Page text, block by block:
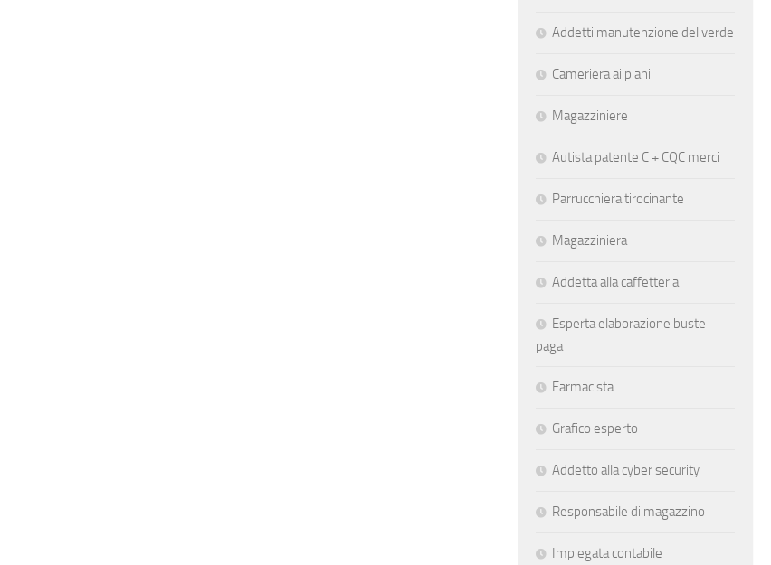
Addetti manutenzione del verde
Cameriera ai piani
Magazziniere
Autista patente C + CQC merci
Parrucchiera tirocinante
Magazziniera
Addetta alla caffetteria
Esperta elaborazione buste
paga
Farmacista
Grafico esperto
Addetto alla cyber security
Responsabile di magazzino
Impiegata contabile